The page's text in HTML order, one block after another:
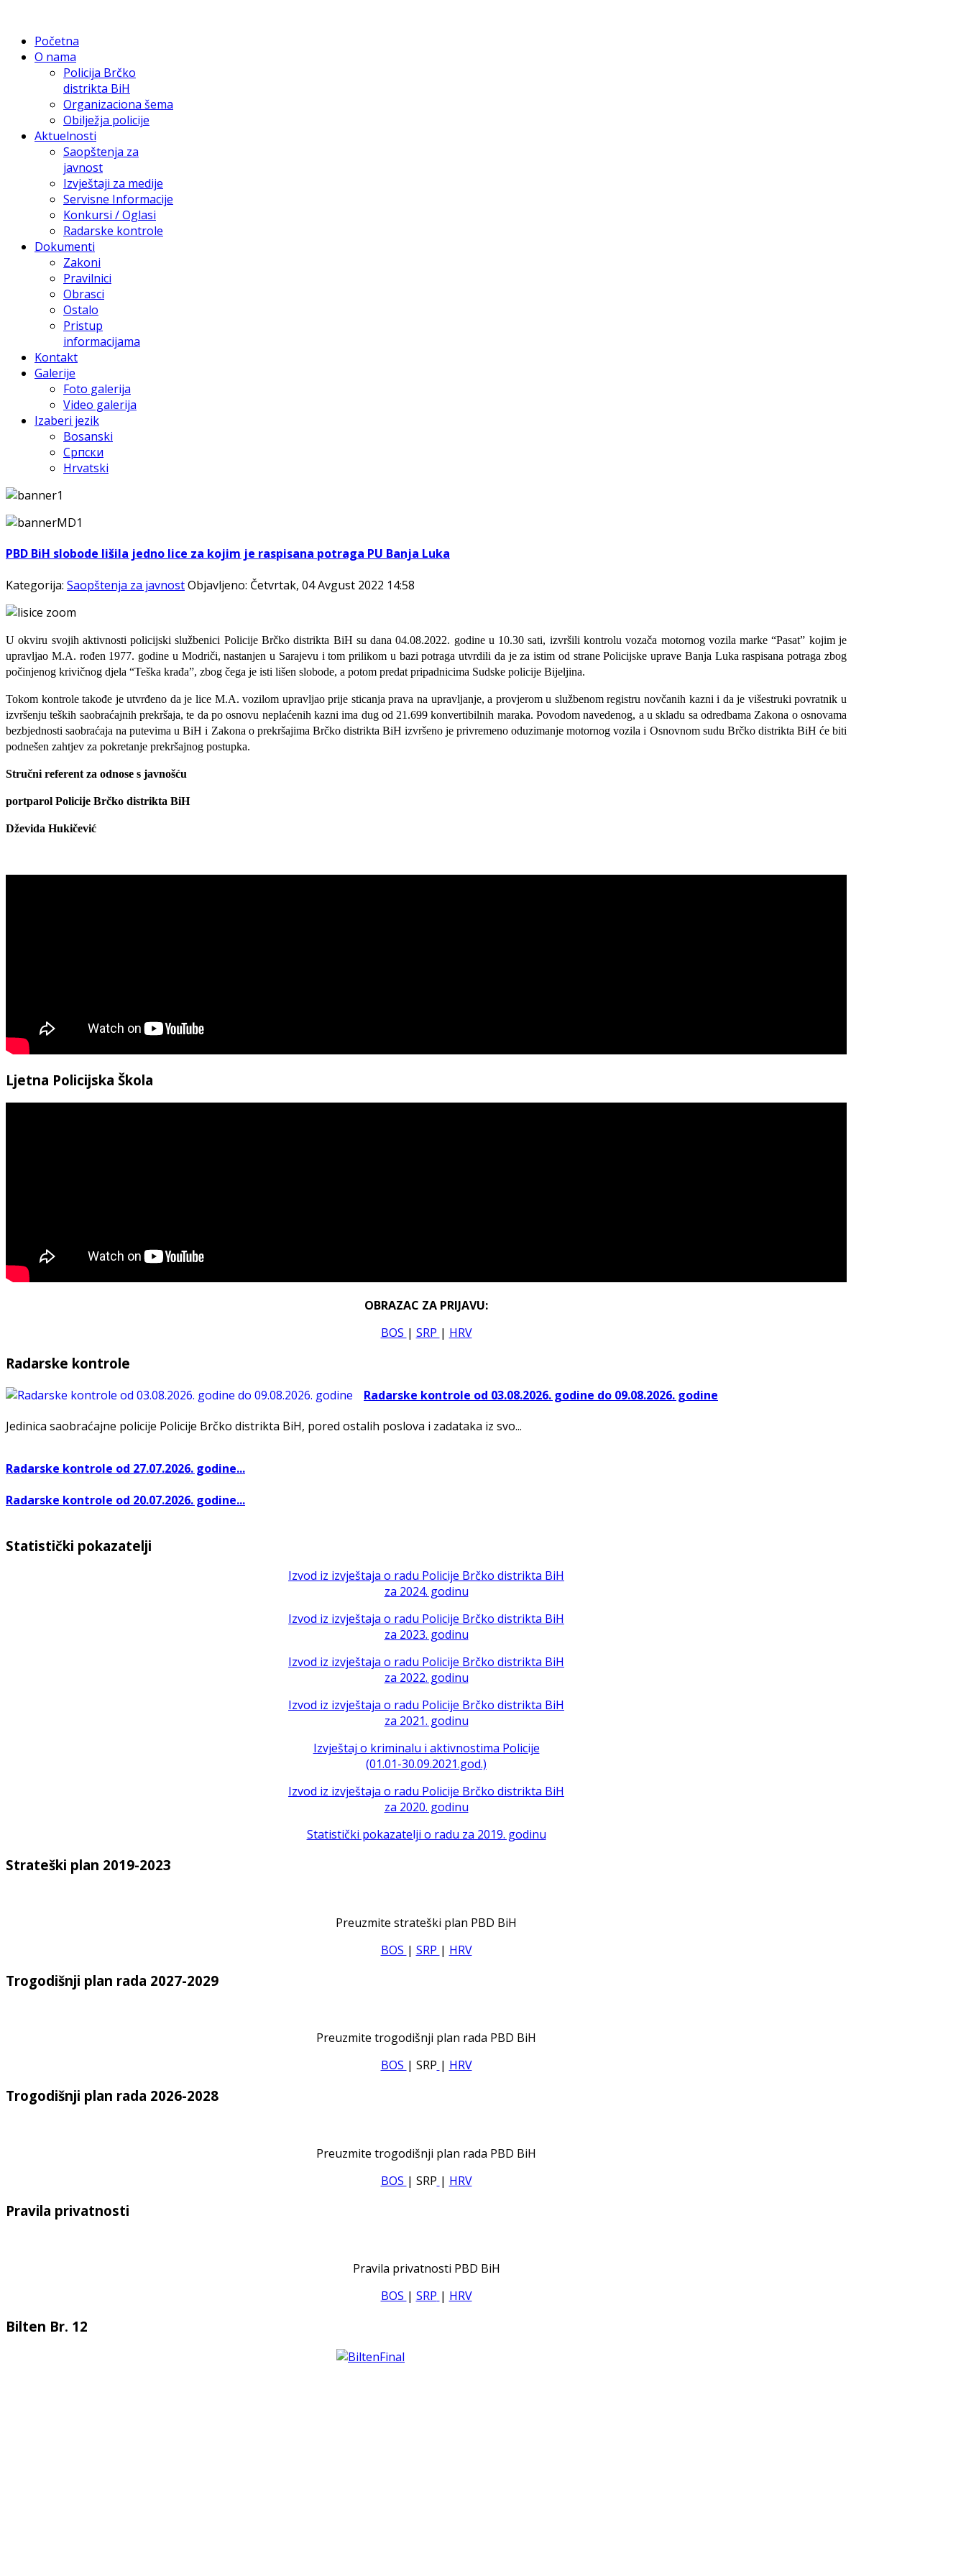
Početna
O nama
Policija Brčko
distrikta BiH
Organizaciona šema
Obilježja policije
Aktuelnosti
Saopštenja za
javnost
Izvještaji za medije
Servisne Informacije
Konkursi / Oglasi
Radarske kontrole
Dokumenti
Zakoni
Pravilnici
Obrasci
Ostalo
Pristup
informacijama
Kontakt
Galerije
Foto galerija
Video galerija
Izaberi jezik
Bosanski
Српски
Hrvatski
PBD BiH slobode lišila jedno lice za kojim je raspisana potraga PU Banja Luka
Kategorija: Saopštenja za javnostObjavljeno: Četvrtak, 04 Avgust 2022 14:58
U okviru svojih aktivnosti policijski službenici Policije Brčko distrikta BiH su dana 04.08.2022. godine u 10.30 sati, izvršili kontrolu vozača motornog vozila marke “Pasat” kojim je
upravljao M.A. rođen 1977. godine u Modriči, nastanjen u Sarajevu i tom prilikom u bazi potraga utvrdili da je za istim od strane Policijske uprave Banja Luka raspisana potraga zbog
počinjenog krivičnog djela “Teška krađa”, zbog čega je isti lišen slobode, a potom predat pripadnicima Sudske policije Bijeljina.
Tokom kontrole takođe je utvrđeno da je lice M.A. vozilom upravljao prije sticanja prava na upravljanje, a provjerom u službenom registru novčanih kazni i da je višestruki povratnik u
izvršenju teških saobraćajnih prekršaja, te da po osnovu neplaćenih kazni ima dug od 21.699 konvertibilnih maraka. Povodom navedenog, a u skladu sa odredbama Zakona o osnovama
bezbjednosti saobraćaja na putevima u BiH i Zakona o prekršajima Brčko distrikta BiH izvršeno je privremeno oduzimanje motornog vozila i Osnovnom sudu Brčko distrikta BiH će biti
podnešen zahtjev za pokretanje prekršajnog postupka.
Stručni referent za odnose s javnošću
portparol Policije Brčko distrikta BiH
Dževida Hukičević
Ljetna Policijska Škola
OBRAZAC ZA PRIJAVU:
BOS | SRP | HRV
Radarske kontrole
Radarske kontrole od 03.08.2026. godine do 09.08.2026. godine
Jedinica saobraćajne policije Policije Brčko distrikta BiH, pored ostalih poslova i zadataka iz svo...
Radarske kontrole od 27.07.2026. godine...
Radarske kontrole od 20.07.2026. godine...
Statistički pokazatelji
Izvod iz izvještaja o radu Policije Brčko distrikta BiH
za 2024. godinu
Izvod iz izvještaja o radu Policije Brčko distrikta BiH
za 2023. godinu
Izvod iz izvještaja o radu Policije Brčko distrikta BiH
za 2022. godinu
Izvod iz izvještaja o radu Policije Brčko distrikta BiH
za 2021. godinu
Izvještaj o kriminalu i aktivnostima Policije
(01.01-30.09.2021.god.)
Izvod iz izvještaja o radu Policije Brčko distrikta BiH
za 2020. godinu
Statistički pokazatelji o radu za 2019. godinu
Strateški plan 2019-2023
Preuzmite strateški plan PBD BiH
BOS | SRP | HRV
Trogodišnji plan rada 2027-2029
Preuzmite trogodišnji plan rada PBD BiH
BOS | SRP | HRV
Trogodišnji plan rada 2026-2028
Preuzmite trogodišnji plan rada PBD BiH
BOS | SRP | HRV
Pravila privatnosti
Pravila privatnosti PBD BiH
BOS | SRP | HRV
Bilten Br. 12